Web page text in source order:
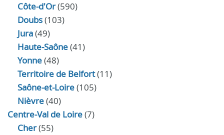
Côte-d'Or(590)
Doubs(103)
Jura(49)
Haute‑Saône(41)
Yonne(48)
Territoire de Belfort(11)
Saône-et-Loire(105)
Nièvre(40)
Centre-Val de Loire(7)
Cher(55)